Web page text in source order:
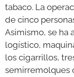
tabaco. La
de cinco
Asimismo, se ha
logístico,
los cigarrillos,
semirremolques